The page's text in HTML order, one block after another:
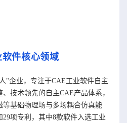
软件核心领域
"企业，专注于CAE工业软件自主
技术领先的自主CAE产品体系，
基础物理场与多场耦合仿真能
项专利，其中8款软件入选工业